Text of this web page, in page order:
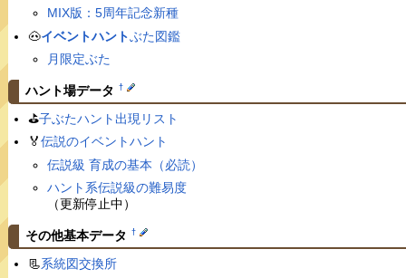
MIX版：5周年記念新種
🐽イベントハントぶた図鑑
月限定ぶた
ハント場データ †
⛳️子ぶたハント出現リスト
🏅伝説のイベントハント
伝説級 育成の基本（必読）
ハント系伝説級の難易度
（更新停止中）
その他基本データ †
📃系統図交換所